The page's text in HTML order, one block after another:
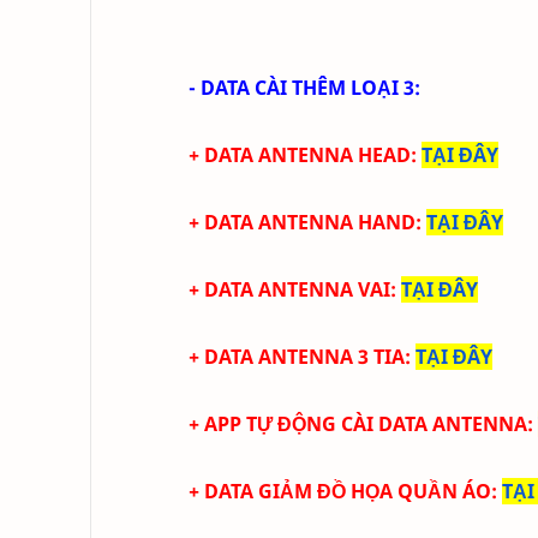
- DATA CÀI THÊM LOẠI 3:
+ DATA ANTENNA HEAD: TẠI ĐÂY
+ DATA ANTENNA HAND: TẠI ĐÂY
+ DATA ANTENNA VAI: TẠI ĐÂY
+ DATA ANTENNA 3 TIA: TẠI ĐÂY
+APP TỰ ĐỘNG CÀI DATA ANTENNA:
+ DATA GIẢM ĐỒ HỌA QUẦN ÁO: